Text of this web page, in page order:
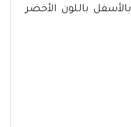
باللون الأخضر